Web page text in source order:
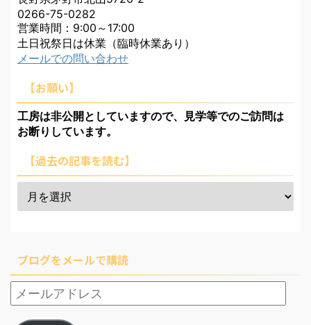
0266-75-0282
営業時間：9:00～17:00
土日祝祭日は休業（臨時休業あり）
メールでの問い合わせ
【お願い】
工房は非公開としていますので、見学等でのご訪問は
お断りしています。
【過去の記事を読む】
ブログをメールで購読